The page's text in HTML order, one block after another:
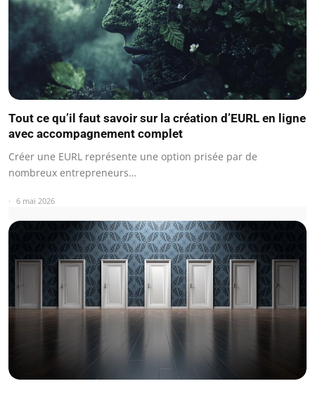
Tout ce qu’il faut savoir sur la création d’EURL en ligne
avec accompagnement complet
Créer une EURL représente une option prisée par de
nombreux entrepreneurs…
6 mai 2026